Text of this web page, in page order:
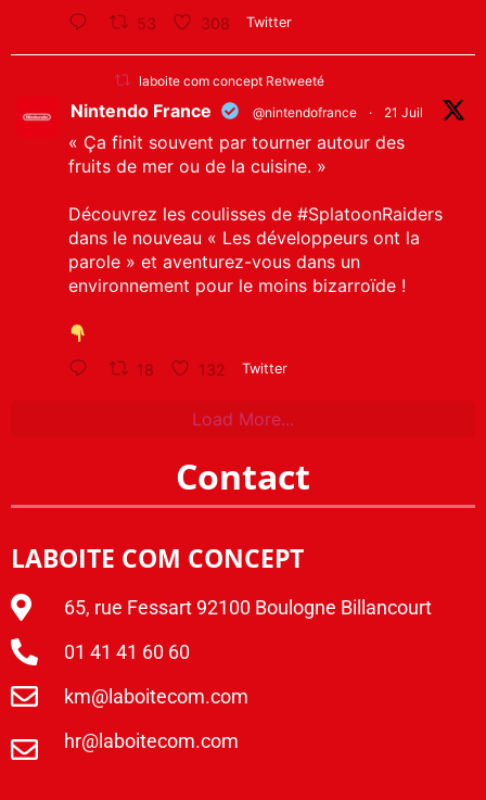
53 308 Twitter
laboite com concept Retweeté
Nintendo France @nintendofrance · 21 Juil
« Ça finit souvent par tourner autour des
fruits de mer ou de la cuisine. »
Découvrez les coulisses de #SplatoonRaiders
dans le nouveau « Les développeurs ont la
parole » et aventurez-vous dans un
environnement pour le moins bizarroïde !
18 132 Twitter
Load More...
Contact
LABOITE COM CONCEPT
65, rue Fessart 92100 Boulogne Billancourt
01 41 41 60 60
km@laboitecom.com
hr@laboitecom.com